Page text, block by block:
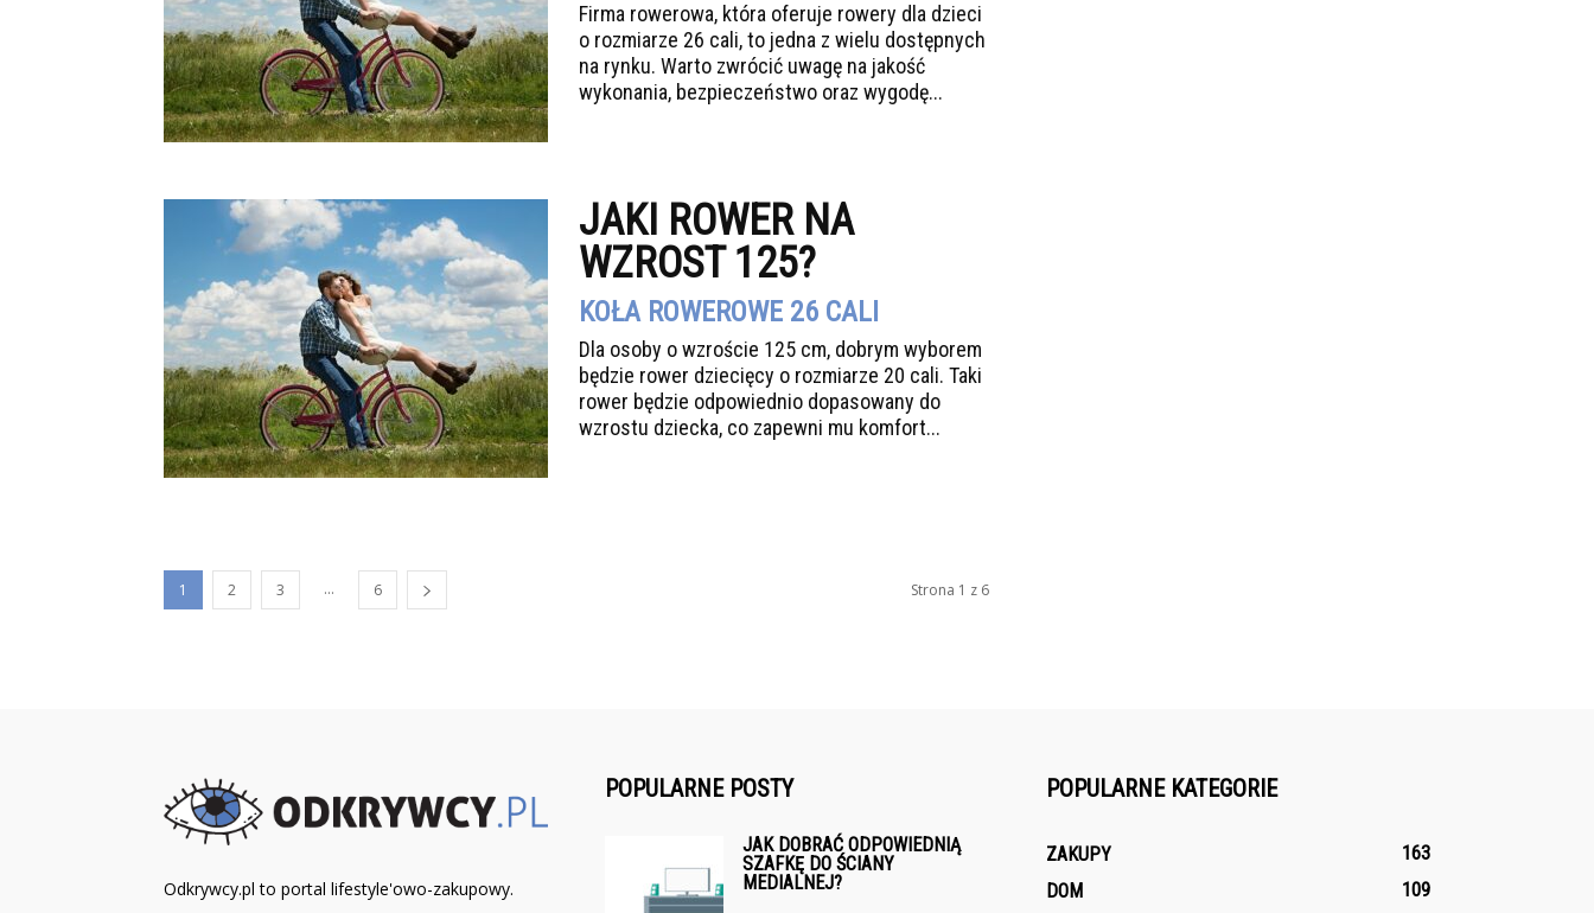
Firma rowerowa, która oferuje rowery dla dzieci
o rozmiarze 26 cali, to jedna z wielu dostępnych
na rynku. Warto zwrócić uwagę na jakość
wykonania, bezpieczeństwo oraz wygodę...
JAKI ROWER NA
WZROST 125?
KOŁA ROWEROWE 26 CALI
Dla osoby o wzroście 125 cm, dobrym wyborem
będzie rower dziecięcy o rozmiarze 20 cali. Taki
rower będzie odpowiednio dopasowany do
wzrostu dziecka, co zapewni mu komfort...
1 2 3 ... 6 Strona 1 z 6
Odkrywcy.pl to portal lifestyle'owo-zakupowy.
POPULARNE POSTY
JAK DOBRAĆ ODPOWIEDNIĄ
SZAFKĘ DO ŚCIANY
MEDIALNEJ?
POPULARNE KATEGORIE
ZAKUPY
163
DOM
109